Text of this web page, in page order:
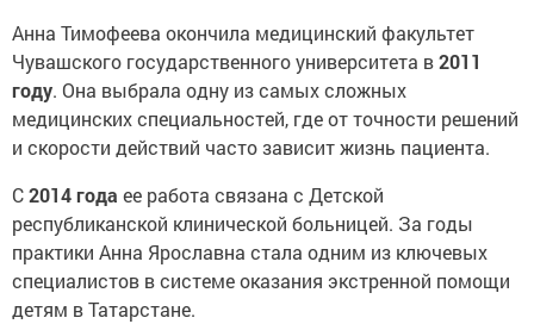
Анна Тимофеева окончила медицинский факультет
Чувашского государственного университета в2011
году. Она выбрала одну из самых сложных
медицинских специальностей, где от точности решений
и скорости действий часто зависит жизнь пациента.
С2014 года ее работа связана с Детской
республиканской клинической больницей. За годы
практики Анна Ярославна стала одним из ключевых
специалистов в системе оказания экстренной помощи
детям в Татарстане.